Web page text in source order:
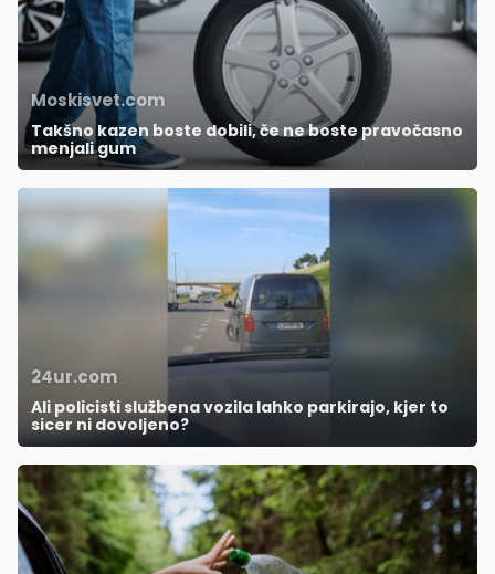
Moskisvet.com
Takšno kazen boste dobili, če ne boste pravočasno
menjali gum
24ur.com
Ali policisti službena vozila lahko parkirajo, kjer to
sicer ni dovoljeno?